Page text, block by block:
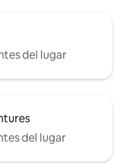
del lugar
del lugar